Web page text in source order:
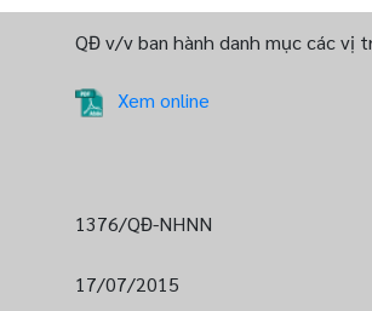
QĐ v/v ban hành danh mục các vị
Xem online
1376/QĐ-NHNN
17/07/2015